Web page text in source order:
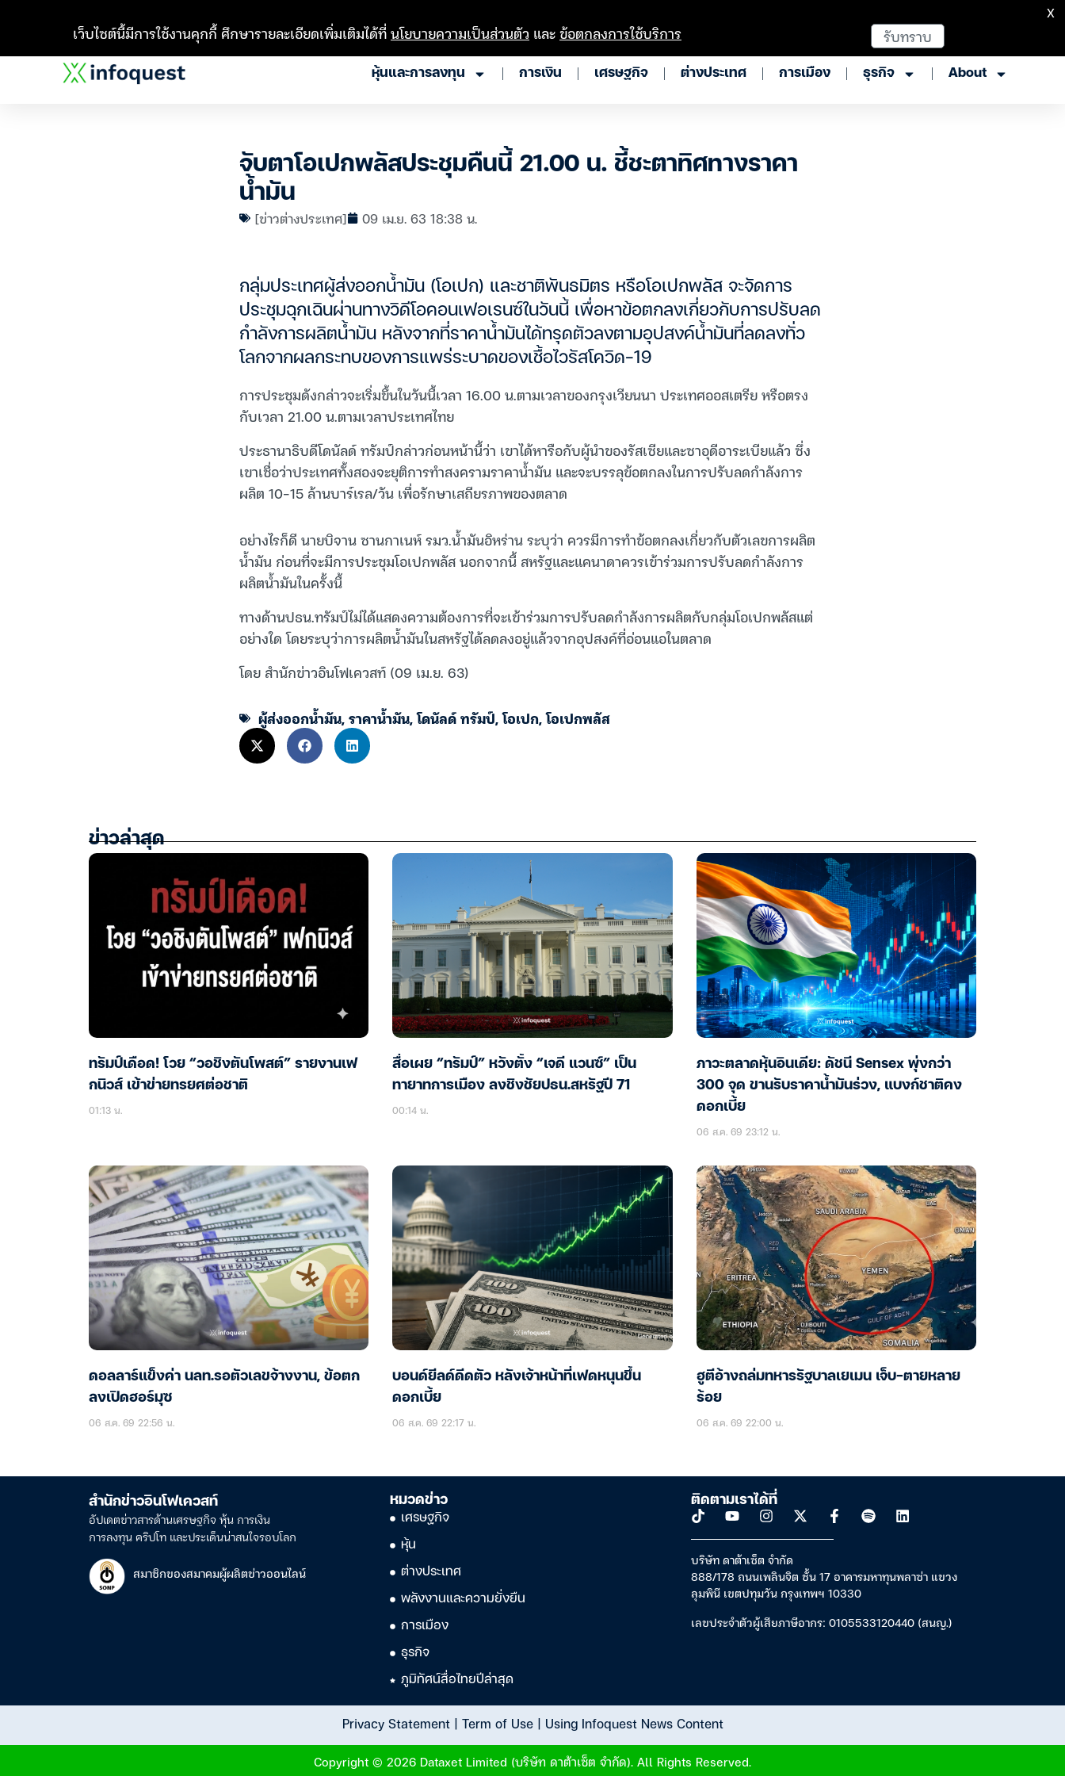
หุ้นและการลงทุน การเงิน เศรษฐกิจ ต่างประเทศ การเมือง ธุรกิจ About
จับตาโอเปกพลัสประชุมคืนนี้ 21.00 น. ชี้ชะตาทิศทางราคา
น้ำมัน
[ข่าวต่างประเทศ] 09 เม.ย. 63 18:38 น.
กลุ่มประเทศผู้ส่งออกน้ำมัน (โอเปก) และชาติพันธมิตร หรือโอเปกพลัส จะจัดการ
ประชุมฉุกเฉินผ่านทางวิดีโอคอนเฟอเรนซ์ในวันนี้ เพื่อหาข้อตกลงเกี่ยวกับการปรับลด
กำลังการผลิตน้ำมัน หลังจากที่ราคาน้ำมันได้ทรุดตัวลงตามอุปสงค์น้ำมันที่ลดลงทั่ว
โลกจากผลกระทบของการแพร่ระบาดของเชื้อไวรัสโควิด-19
การประชุมดังกล่าวจะเริ่มขึ้นในวันนี้เวลา 16.00 น.ตามเวลาของกรุงเวียนนา ประเทศออสเตรีย หรือตรง
กับเวลา 21.00 น.ตามเวลาประเทศไทย
ประธานาธิบดีโดนัลด์ ทรัมป์กล่าวก่อนหน้านี้ว่า เขาได้หารือกับผู้นำของรัสเซียและซาอุดีอาระเบียแล้ว ซึ่ง
เขาเชื่อว่าประเทศทั้งสองจะยุติการทำสงครามราคาน้ำมัน และจะบรรลุข้อตกลงในการปรับลดกำลังการ
ผลิต 10-15 ล้านบาร์เรล/วัน เพื่อรักษาเสถียรภาพของตลาด
อย่างไรก็ดี นายบิจาน ซานกาเนห์ รมว.น้ำมันอิหร่าน ระบุว่า ควรมีการทำข้อตกลงเกี่ยวกับตัวเลขการผลิต
น้ำมัน ก่อนที่จะมีการประชุมโอเปกพลัส นอกจากนี้ สหรัฐและแคนาดาควรเข้าร่วมการปรับลดกำลังการ
ผลิตน้ำมันในครั้งนี้
ทางด้านปธน.ทรัมป์ไม่ได้แสดงความต้องการที่จะเข้าร่วมการปรับลดกำลังการผลิตกับกลุ่มโอเปกพลัสแต่
อย่างใด โดยระบุว่าการผลิตน้ำมันในสหรัฐได้ลดลงอยู่แล้วจากอุปสงค์ที่อ่อนแอในตลาด
โดย สำนักข่าวอินโฟเควสท์ (09 เม.ย. 63)
ผู้ส่งออกน้ำมัน,ราคาน้ำมัน,โดนัลด์ ทรัมป์,โอเปก,โอเปกพลัส
ข่าวล่าสุด
ทรัมป์เดือด! โวย “วอชิงตันโพสต์” รายงานเฟ
กนิวส์ เข้าข่ายทรยศต่อชาติ
01:13 น.
สื่อเผย “ทรัมป์” หวังตั้ง “เจดี แวนซ์” เป็น
ทายาทการเมือง ลงชิงชัยปธน.สหรัฐปี 71
00:14 น.
ภาวะตลาดหุ้นอินเดีย: ดัชนี Sensex พุ่งกว่า
300 จุด ขานรับราคาน้ำมันร่วง, แบงก์ชาติคง
ดอกเบี้ย
06 ส.ค. 69 23:12 น.
ดอลลาร์แข็งค่า นลท.รอตัวเลขจ้างงาน, ข้อตก
ลงเปิดฮอร์มุซ
06 ส.ค. 69 22:56 น.
บอนด์ยีลด์ดีดตัว หลังเจ้าหน้าที่เฟดหนุนขึ้น
ดอกเบี้ย
06 ส.ค. 69 22:17 น.
ฮูตีอ้างถล่มทหารรัฐบาลเยเมน เจ็บ-ตายหลาย
ร้อย
06 ส.ค. 69 22:00 น.
สำนักข่าวอินโฟเควสท์
อัปเดตข่าวสารด้านเศรษฐกิจ หุ้น การเงิน
การลงทุน คริปโท และประเด็นน่าสนใจรอบโลก
สมาชิกของสมาคมผู้ผลิตข่าวออนไลน์
หมวดข่าว
เศรษฐกิจ
หุ้น
ต่างประเทศ
พลังงานและความยั่งยืน
การเมือง
ธุรกิจ
ภูมิทัศน์สื่อไทยปีล่าสุด
ติดตามเราได้ที่
บริษัท ดาต้าเซ็ต จำกัด
888/178 ถนนเพลินจิต ชั้น 17 อาคารมหาทุนพลาซ่า แขวง
ลุมพินี เขตปทุมวัน กรุงเทพฯ 10330
เลขประจำตัวผู้เสียภาษีอากร: 0105533120440 (สนญ.)
Privacy Statement| Term of Use| Using Infoquest News Content
Copyright © 2026 Dataxet Limited (บริษัท ดาต้าเซ็ต จำกัด). All Rights Reserved.
เว็บไซต์นี้มีการใช้งานคุกกี้ ศึกษารายละเอียดเพิ่มเติมได้ที่นโยบายความเป็นส่วนตัว และข้อตกลงการใช้บริการ รับทราบ
X